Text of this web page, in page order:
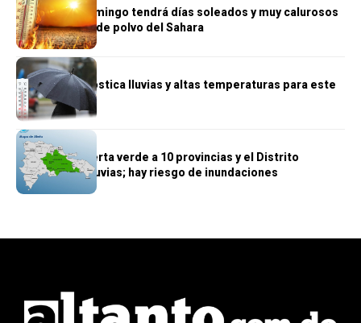
Gran Santo Domingo tendrá días soleados y muy calurosos
por presencia de polvo del Sahara
TIEMPO
Indomet pronostica lluvias y altas temperaturas para este
lunes
NACIONALES
COE amplía alerta verde a 10 provincias y el Distrito
Nacional por lluvias; hay riesgo de inundaciones